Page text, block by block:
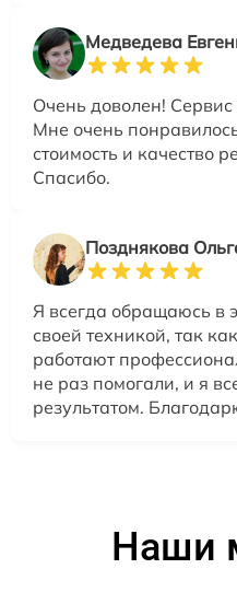
Медведева
Очень доволен!
Мне очень
стоимость и качество
Спасибо.
Позднякова
Я всегда обращаюсь в
своей техникой, так
работают
не раз помогали, и я
результатом.
Наши